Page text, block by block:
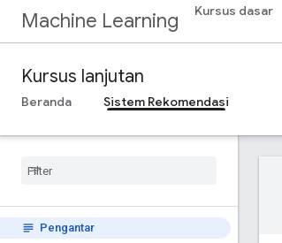
Machine Learning Kursus dasar
Kursus lanjutan
Beranda Sistem Rekomendasi
Pengantar